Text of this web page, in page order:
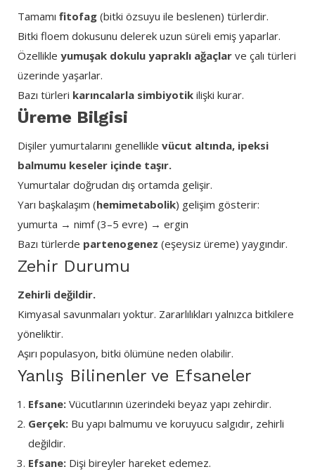
Tamamı fitofag (bitki özsuyu ile beslenen) türlerdir.
Bitki floem dokusunu delerek uzun süreli emiş yaparlar.
Özellikle yumuşak dokulu yapraklı ağaçlar ve çalı türleri
üzerinde yaşarlar.
Bazı türleri karıncalarla simbiyotik ilişki kurar.
Üreme Bilgisi
Dişiler yumurtalarını genellikle vücut altında, ipeksi
balmumu keseler içinde taşır.
Yumurtalar doğrudan dış ortamda gelişir.
Yarı başkalaşım (hemimetabolik) gelişim gösterir:
yumurta → nimf (3–5 evre) → ergin
Bazı türlerde partenogenez (eşeysiz üreme) yaygındır.
Zehir Durumu
Zehirli değildir.
Kimyasal savunmaları yoktur. Zararlılıkları yalnızca bitkilere
yöneliktir.
Aşırı populasyon, bitki ölümüne neden olabilir.
Yanlış Bilinenler ve Efsaneler
Efsane: Vücutlarının üzerindeki beyaz yapı zehirdir.
Gerçek: Bu yapı balmumu ve koruyucu salgıdır, zehirli
değildir.
Efsane: Dişi bireyler hareket edemez.